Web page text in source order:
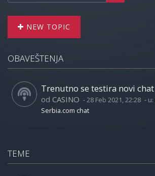
NEW TOPIC
OBAVEŠTENJA
Trenutno se testira novi chat
od CASINO -28 Feb 2021, 22:28 - u:
Serbia.com chat
TEME